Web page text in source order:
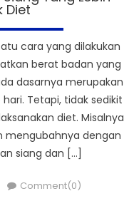
Diet
cara yang dilakukan
berat badan yang
dasarnya merupakan
Tetapi, tidak sedikit
diet. Misalnya
mengubahnya dengan
siang dan […]
Comment(0)